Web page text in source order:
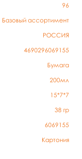
96
Базовый ассортимент
РОССИЯ
4690296069155
Бумага
200мл
15*7*7
38 гр
6069155
Картония